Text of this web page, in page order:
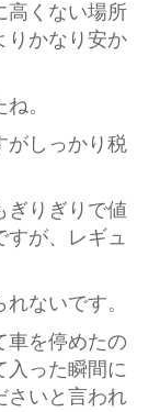
高くない場所
りかなり安か
。
がしっかり税
ぎりぎりで値
すが、レギュ
ないです。
車を停めたの
入った瞬間に
さいと言われ